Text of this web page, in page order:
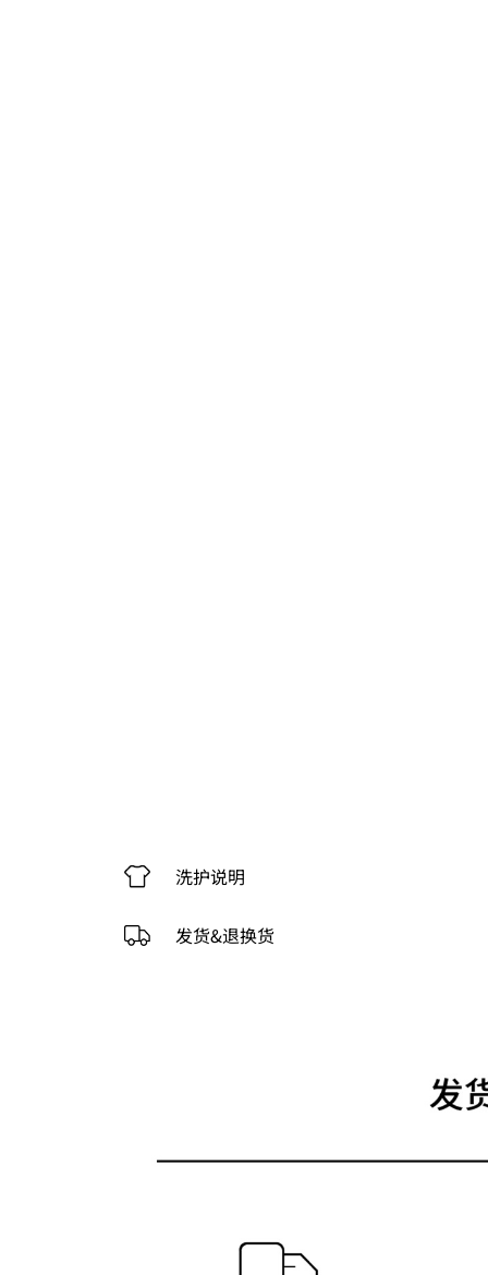
洗护说明
发货&退换货